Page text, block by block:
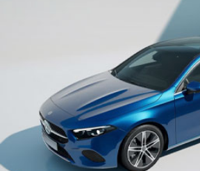
Dónde encontrarnos